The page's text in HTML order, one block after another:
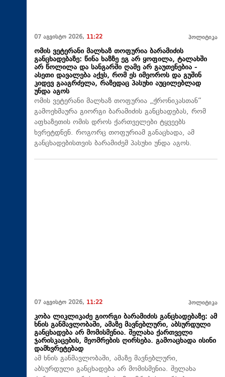
07 აგვისტო 2026, 11:22 პოლიტიკა
ომის ვეტერანი მალხაზ თოფურია ბარამიძის
განცხადებაზე: წინა ხაზზე ეგ არ ყოფილა, ტალახში
არ წოლილა და სანგარში ღამე არ გაუთენებია -
ასეთი დავალება აქვს, რომ ეს იმეოროს და გუშინ
კიდევ გააგრძელა, რაზედაც პასუხი აუცილებლად
უნდა აგოს
ომის ვეტერანი მალხაზ თოფურია „ქრონიკასთან“
გამოეხმაურა გიორგი ბარამიძის განცხადებას, რომ
აფხაზეთის ომის დროს ქართველები ტყვეებს
ხვრეტდნენ. როგორც თოფურიამ განაცხადა, ამ
განცხადებისთვის ბარამიძემ პასუხი უნდა აგოს.
07 აგვისტო 2026, 11:22 პოლიტიკა
კობა ლიკლიკაძე გიორგი ბარამიძის განცხადებაზე: ამ
ხნის განმავლობაში, ამაზე მავნებლური, აბსურდული
განცხადება არ მომისმენია. შელახა ქართველი
ჯარისკაცების, მეომრების ღირსება. გამოაცხადა ისინი
დამხვრეტებად
ამ ხნის განმავლობაში, ამაზე მავნებლური,
აბსურდული განცხადება არ მომისმენია. შელახა